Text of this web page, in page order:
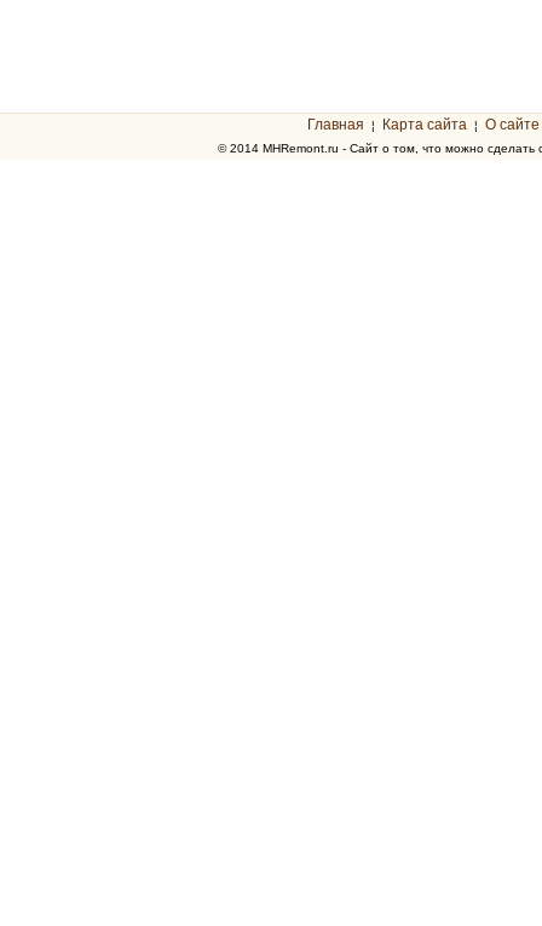
Главная ¦ Карта сайта ¦ О сайте
© 2014 MHRemont.ru - Сайт о том, что можно сделать